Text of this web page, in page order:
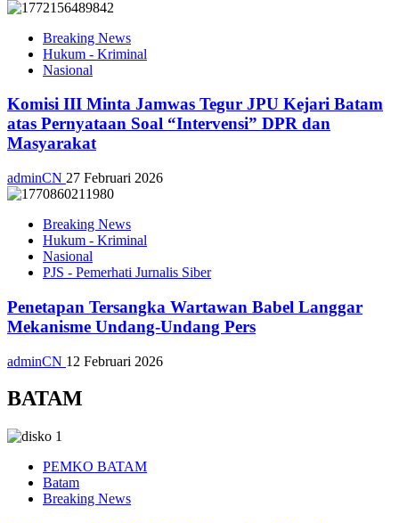
Breaking News
Hukum - Kriminal
Nasional
Komisi III Minta Jamwas Tegur JPU Kejari Batam
atas Pernyataan Soal “Intervensi” DPR dan
Masyarakat
adminCN 27 Februari 2026
Breaking News
Hukum - Kriminal
Nasional
PJS - Pemerhati Jurnalis Siber
Penetapan Tersangka Wartawan Babel Langgar
Mekanisme Undang-Undang Pers
adminCN 12 Februari 2026
BATAM
PEMKO BATAM
Batam
Breaking News